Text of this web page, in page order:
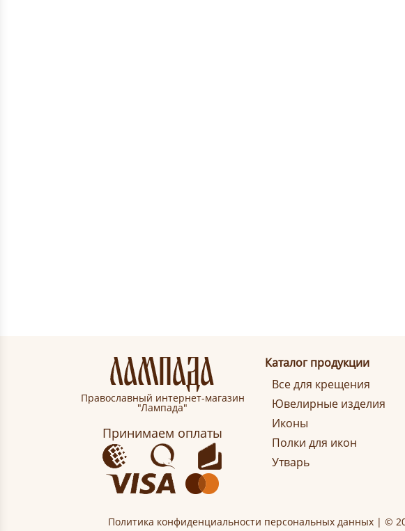
Православный интернет-магазин
"Лампада"
Принимаем оплаты
Каталог продукции
Все для крещения
Ювелирные изделия
Иконы
Полки для икон
Утварь
Политика конфиденциальности персональных данных| ©